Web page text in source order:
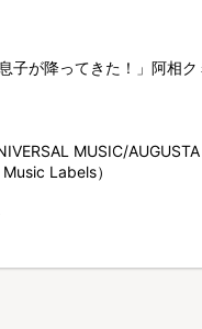
子が降ってきた！」阿相
MUSIC/AUGUSTA
Labels）